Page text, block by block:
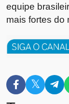
equipe
mais fortes do